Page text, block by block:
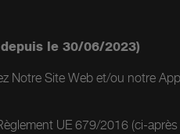
le 30/06/2023)
Notre Site Web et/ou notre
UE 679/2016 (ci-